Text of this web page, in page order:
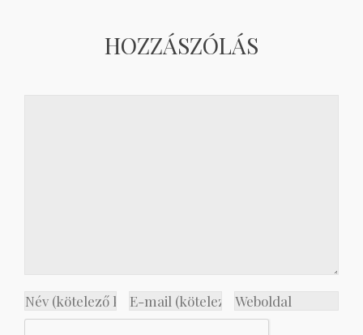
HOZZÁSZÓLÁS